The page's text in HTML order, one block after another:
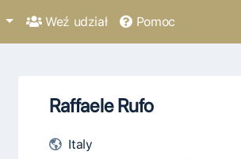
Weź udział Pomoc
Raffaele Rufo
Italy